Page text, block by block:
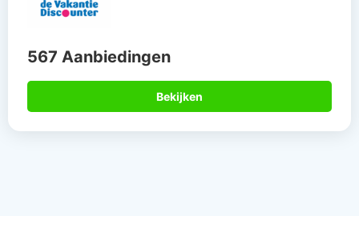
567 Aanbiedingen
Bekijken